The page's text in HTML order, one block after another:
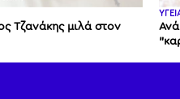
Τζανάκης μιλά στον